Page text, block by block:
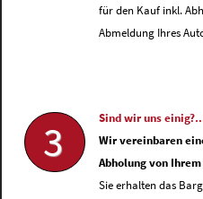
für den Kauf inkl.
Abmeldung Ihres
3
Sind wir uns
Wir vereinbaren
Abholung von
Sie erhalten das